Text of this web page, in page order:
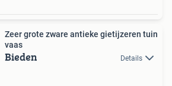
Zeer grote zware antieke gietijzeren tuin
vaas
Bieden Details